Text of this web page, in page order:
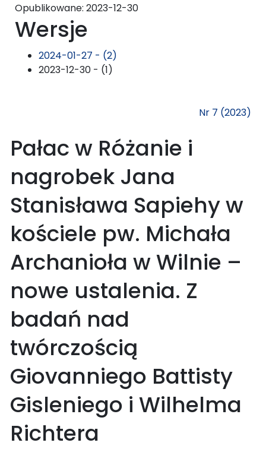
Opublikowane: 2023-12-30
Wersje
2024-01-27 - (2)
2023-12-30 - (1)
Nr 7 (2023)
Pałac w Różanie i
nagrobek Jana
Stanisława Sapiehy w
kościele pw. Michała
Archanioła w Wilnie –
nowe ustalenia. Z
badań nad
twórczością
Giovanniego Battisty
Gisleniego i Wilhelma
Richtera